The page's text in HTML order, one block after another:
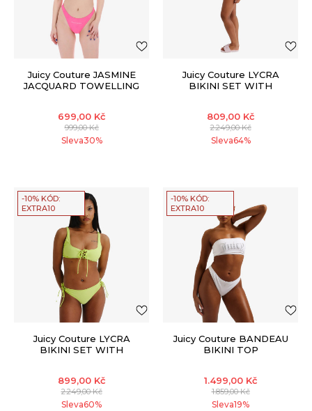
Juicy Couture JASMINE
JACQUARD TOWELLING
699,00 Kč
999,00Kč
Sleva30%
Juicy Couture LYCRA
BIKINI SET WITH
809,00 Kč
2.249,00Kč
Sleva64%
-10% KÓD:
EXTRA10
Juicy Couture LYCRA
BIKINI SET WITH
899,00 Kč
2.249,00Kč
Sleva60%
-10% KÓD:
EXTRA10
Juicy Couture BANDEAU
BIKINI TOP
1.499,00 Kč
1.859,00Kč
Sleva19%